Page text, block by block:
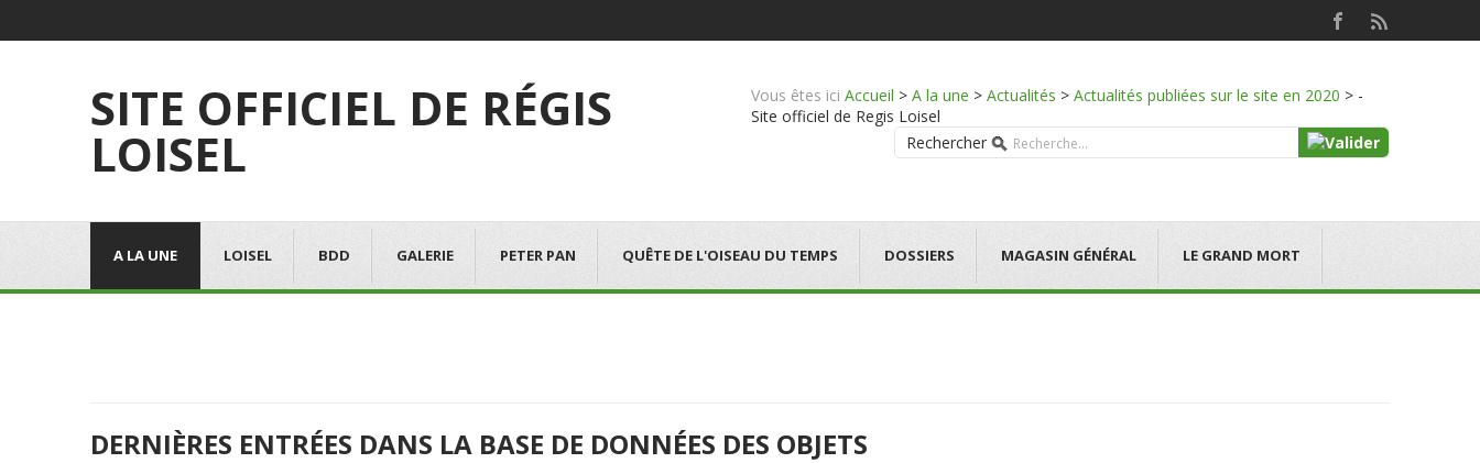
SITE OFFICIEL DE RÉGIS
LOISEL
Vous êtes ici Accueil > A la une > Actualités > Actualités publiées sur le site en 2020 > -
Site officiel de Regis Loisel
Rechercher
A LA UNE LOISEL BDD GALERIE PETER PAN QUÊTE DE L'OISEAU DU TEMPS DOSSIERS MAGASIN GÉNÉRAL LE GRAND MORT
DERNIÈRES ENTRÉES DANS LA BASE DE DONNÉES DES OBJETS